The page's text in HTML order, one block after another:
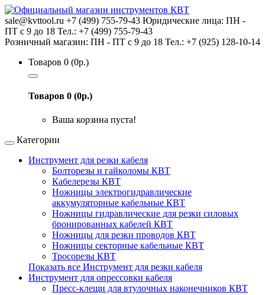
sale@kvttool.ru +7 (499) 755-79-43 Юридические лица: ПН -
ПТ с 9 до 18 Тел.: +7 (499) 755-79-43
Розничный магазин: ПН - ПТ с 9 до 18 Тел.: +7 (925) 128-10-14
Товаров 0 (0р.)
Товаров 0 (0р.)
Ваша корзина пуста!
Категории
Инструмент для резки кабеля
Болторезы и гайколомы КВТ
Кабелерезы КВТ
Ножницы электрогидравлические
аккумуляторные кабельные КВТ
Ножницы гидравлические для резки силовых
бронированных кабелей КВТ
Ножницы для резки проводов КВТ
Ножницы секторные кабельные КВТ
Тросорезы КВТ
Показать все Инструмент для резки кабеля
Инструмент для опрессовки кабеля
Пресс-клещи для втулочных наконечников КВТ